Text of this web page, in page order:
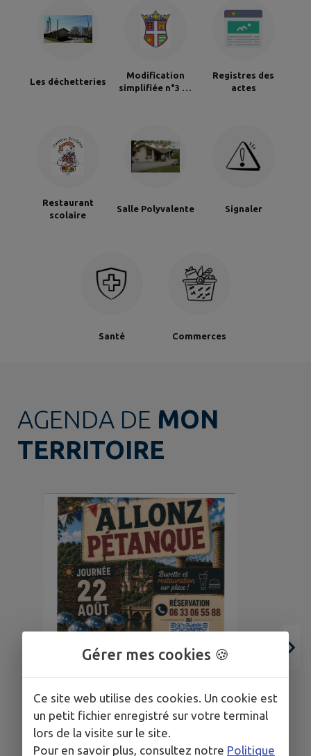
Les déchetteries
Modification
simplifiée n°3 du
Registres des
actes
Restaurant
scolaire
Salle Polyvalente Signaler
Santé Commerces
AGENDA DE MON
TERRITOIRE
Gérer mes cookies 🍪
Ce site web utilise des cookies. Un cookie est
un petit fichier enregistré sur votre terminal
lors de la visite sur le site.
Pour en savoir plus, consultez notre Politique